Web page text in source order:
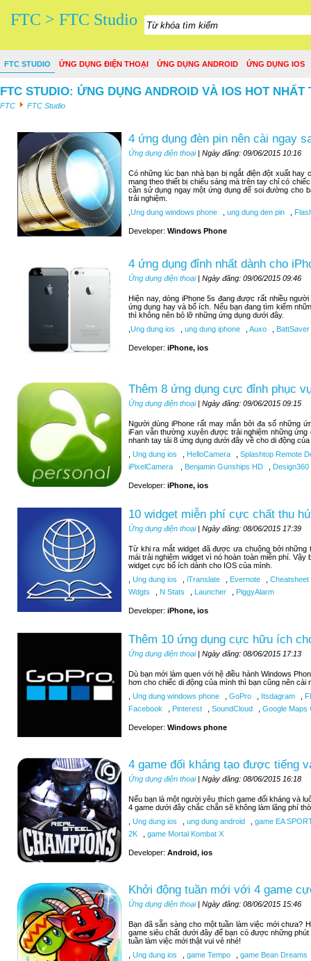
FTC > FTC Studio
FTC STUDIO ỨNG DỤNG ĐIỆN THOẠI ỨNG DỤNG ANDROID ỨNG DỤNG IOS
FTC STUDIO: ỨNG DỤNG ANDROID VÀ IOS HOT NHẤT
FTC FTC Studio
4 ứng dụng đèn pin nên cài ngay
Ứng dụng điện thoại| Ngày đăng: 09/06/2015 10:16
Có những lúc bạn nhà bạn bị ngắt điện đột xuất hay
mang theo thiết bị chiếu sáng mà trên tay chỉ có
cần sử dụng ngay một ứng dụng để soi đường cho
trải nghiệm.
Ung dung windows phone ung dung den pin
Developer: Windows Phone
4 ứng dụng đỉnh nhất dành cho
Ứng dụng điện thoại| Ngày đăng: 09/06/2015 09:46
Hiện nay, dòng iPhone 5s đang được rất nhiều
ứng dụng hay và bổ ích. Nếu bạn đang tìm kiếm
thì không nên bỏ lỡ những ứng dụng dưới đây.
Ung dung ios ung dung iphone Auxo BattSaver
Developer: iPhone, ios
Thêm 8 ứng dụng cực đỉnh phục
Ứng dụng điện thoại| Ngày đăng: 09/06/2015 09:15
Người dùng iPhone rất may mắn bởi đa số những
iFan vẫn thường xuyên được trải nghiệm những
nhanh tay tải 8 ứng dụng dưới đây về cho di động
Ung dung ios HelloCamera
Splashtop Remote
iPixelCamera
Benjamin Gunships HD Design360
Developer: iPhone, ios
10 widget miễn phí cực chất thu
Ứng dụng điện thoại| Ngày đăng: 08/06/2015 17:39
Từ khi ra mắt widget đã được ưa chuộng bởi
mái trải nghiệm widget vì nó hoàn toàn miễn phí.
widget cực bổ ích dành cho IOS của mình.
Ung dung ios iTranslate Evernote
Cheatsheet
Wdgts
N Stats Launcher PiggyAlarm
Developer: iPhone, ios
Thêm 10 ứng dụng cực hữu ích
Ứng dụng điện thoại| Ngày đăng: 08/06/2015 17:13
Dù bạn mới làm quen với hệ điều hành Windows
hơn cho chiếc di động của mình thì bạn cũng nên cài
Ung dung windows phone GoPro Itsdagram
Facebook
Pinterest SoundCloud Google Maps
Developer: Windows phone
4 game đối kháng tạo được tiếng
Ứng dụng điện thoại| Ngày đăng: 08/06/2015 16:18
Nếu bạn là một người yêu thích game đối kháng và
4 game dưới đây chắc chắn sẽ không làm lãng phí
Ung dung ios ung dung android
game EA
2K
game Mortal Kombat X
Developer: Android, ios
Khởi động tuần mới với 4 game
Ứng dụng điện thoại| Ngày đăng: 08/06/2015 15:46
Bạn đã sẵn sàng cho một tuần làm việc mới chưa?
game siêu chất dưới đây để bạn có được những
tuần làm việc mới thật vui vẻ nhé!
Ung dung ios game Tempo game Bean Dreams